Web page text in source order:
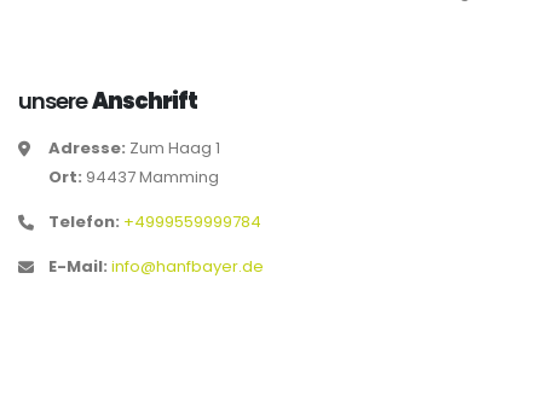
unsereAnschrift
Adresse: Zum Haag 1
Ort: 94437 Mamming
Telefon: +4999559999784
E-Mail: info@hanfbayer.de